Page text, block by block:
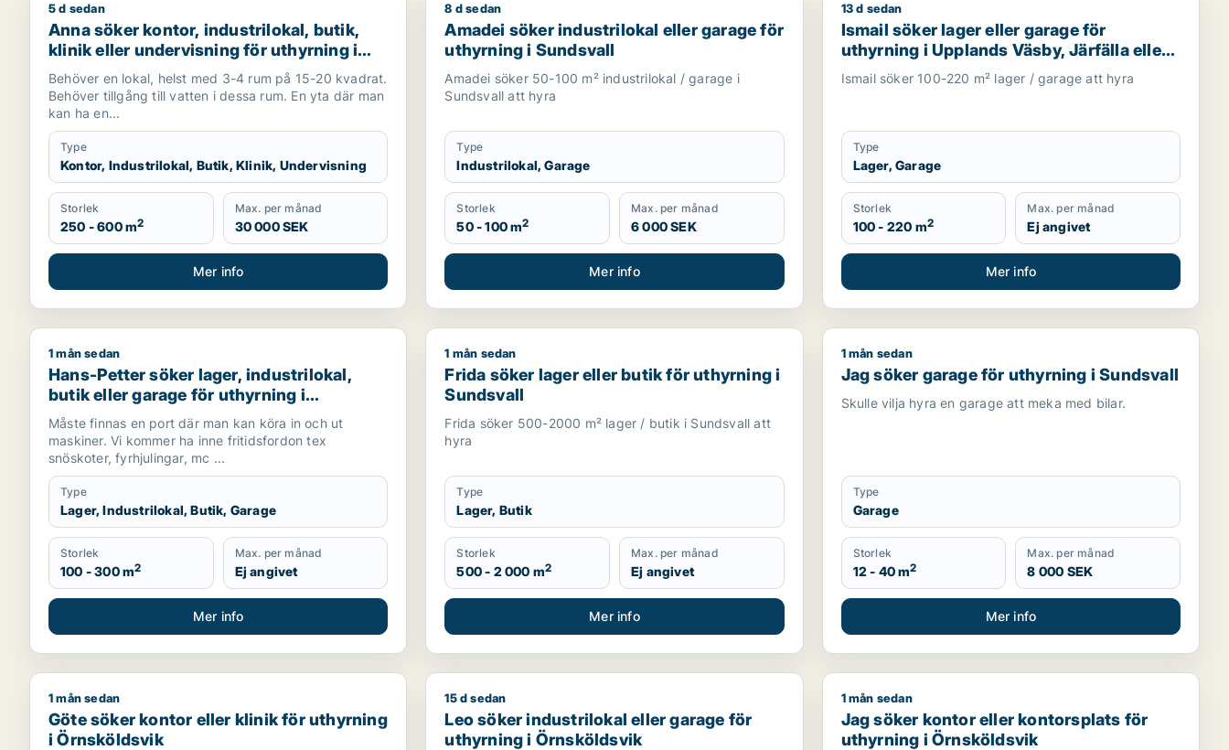
Anna söker kontor, industrilokal, butik, klinik eller undervisning för uthyrning i Sundsvall
5 d sedan
Anna söker kontor, industrilokal, butik,
klinik eller undervisning för uthyrning i
Sundsvall
Behöver en lokal, helst med 3-4 rum på 15-20 kvadrat.
Behöver tillgång till vatten i dessa rum. En yta där man
kan ha en...
Type
Kontor, Industrilokal, Butik, Klinik, Undervisning
Storlek
250 - 600 m2
Max. per månad
30 000 SEK
Mer info
Amadei söker industrilokal eller garage för uthyrning i Sundsvall
8 d sedan
Amadei söker industrilokal eller garage för
uthyrning i Sundsvall
Amadei söker 50-100 m² industrilokal / garage i
Sundsvall att hyra
Type
Industrilokal, Garage
Storlek
50 - 100 m2
Max. per månad
6 000 SEK
Mer info
Ismail söker lager eller garage för uthyrning i
13 d sedan
Ismail söker lager eller garage för
uthyrning i Upplands Väsby, Järfälla eller
Upplands-Bro m.fl.
Ismail söker 100-220 m² lager / garage att hyra
Type
Lager, Garage
Storlek
100 - 220 m2
Max. per månad
Ej angivet
Mer info
Hans-Petter söker lager, industrilokal, butik eller garage för uthyrning i Sundsvall
1 mån sedan
Hans-Petter söker lager, industrilokal,
butik eller garage för uthyrning i
Sundsvall
Måste finnas en port där man kan köra in och ut
maskiner. Vi kommer ha inne fritidsfordon tex
snöskoter, fyrhjulingar, mc ...
Type
Lager, Industrilokal, Butik, Garage
Storlek
100 - 300 m2
Max. per månad
Ej angivet
Mer info
Frida söker lager eller butik för uthyrning i Sundsvall
1 mån sedan
Frida söker lager eller butik för uthyrning i
Sundsvall
Frida söker 500-2000 m² lager / butik i Sundsvall att
hyra
Type
Lager, Butik
Storlek
500 - 2 000 m2
Max. per månad
Ej angivet
Mer info
Jag söker garage för uthyrning i Sundsvall
1 mån sedan
Jag söker garage för uthyrning i Sundsvall
Skulle vilja hyra en garage att meka med bilar.
Type
Garage
Storlek
12 - 40 m2
Max. per månad
8 000 SEK
Mer info
Göte söker kontor eller klinik för uthyrning i Örnsköldsvik
1 mån sedan
Göte söker kontor eller klinik för uthyrning
i Örnsköldsvik
Leo söker industrilokal eller garage för uthyrning i Örnsköldsvik
15 d sedan
Leo söker industrilokal eller garage för
uthyrning i Örnsköldsvik
Jag söker kontor eller kontorsplats för uthyrning i
1 mån sedan
Jag söker kontor eller kontorsplats för
uthyrning i Örnsköldsvik